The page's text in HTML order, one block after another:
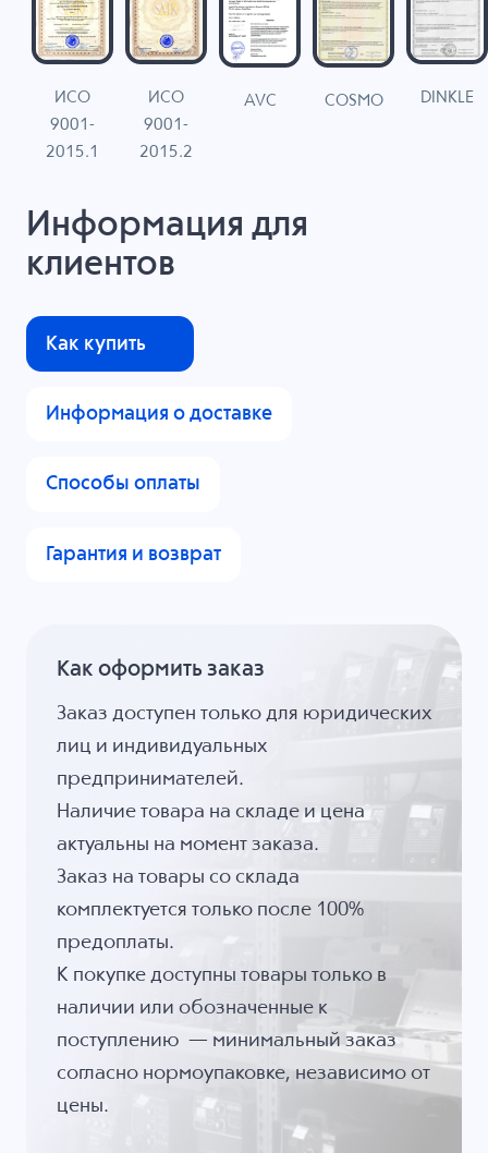
ИСО
9001-
2015.1
ИСО
9001-
2015.2
AVC COSMO DINKLE
Информация для
клиентов
Как купить
Информация о доставке
Способы оплаты
Гарантия и возврат
Как оформить заказ
Заказ доступен только для юридических
лиц и индивидуальных
предпринимателей.
Наличие товара на складе и цена
актуальны на момент заказа.
Заказ на товары со склада
комплектуется только после 100%
предоплаты.
К покупке доступны товары только в
наличии или обозначенные к
поступлению — минимальный заказ
согласно нормоупаковке, независимо от
цены.